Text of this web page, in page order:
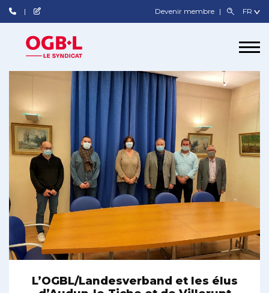
Devenir membre
L’OGBL/Landesverband et les élus